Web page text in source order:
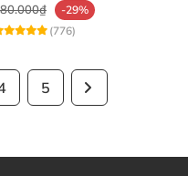
-29%
(776)
5